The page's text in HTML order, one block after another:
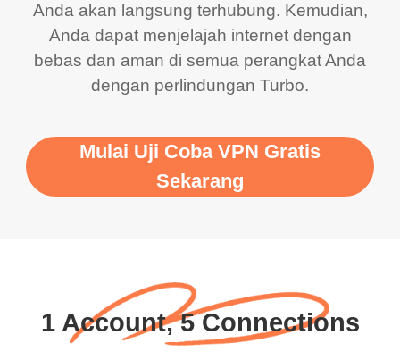
Anda akan langsung terhubung. Kemudian,
Anda dapat menjelajah internet dengan
bebas dan aman di semua perangkat Anda
dengan perlindungan Turbo.
Mulai Uji Coba VPN Gratis
Sekarang
1 Account, 5 Connections